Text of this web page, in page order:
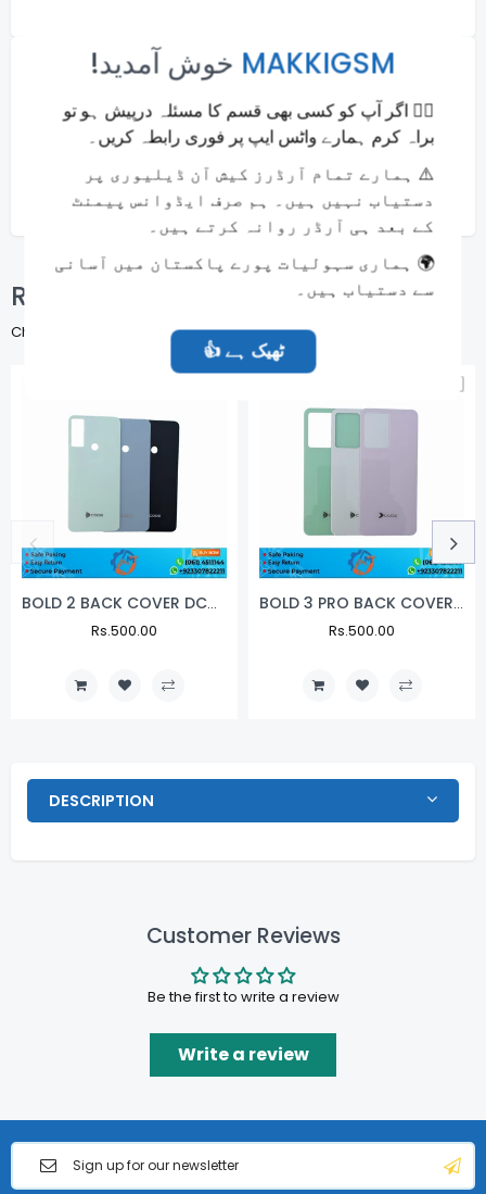
Facebook
Usefull Info
Online Payments
Money back guarantee
Fast and Secure Shipping
Related Products
Check items to add to the cart orSELECT ALL
BOLD 2 BACK COVER DCODE MIX COLOUR
Regular
Rs.500.00
BOLD 3 PRO BACK COVER DCODE MIX COLOUR
Regular
Rs.500.00
DESCRIPTION
Customer Reviews
Be the first to write a review
Write a review
!خوش آمدید MAKKIGSM
🙋‍♂️ اگر آپ کو کسی بھی قسم کا مسئلہ درپیش ہو تو
براہ کرم ہمارے واٹس ایپ پر فوری رابطہ کریں۔
⚠️ ہمارے تمام آرڈرز کیش آن ڈیلیوری پر
دستیاب نہیں ہیں۔ ہم صرف ایڈوانس پیمنٹ
کے بعد ہی آرڈر روانہ کرتے ہیں۔
🌍 ہماری سہولیات پورے پاکستان میں آسانی
سے دستیاب ہیں۔
👍 ٹھیک ہے